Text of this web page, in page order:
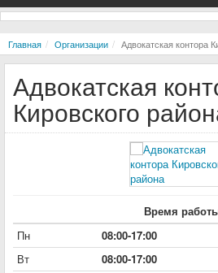
Главная Организации Адвокатская контора
Адвокатская
Кировского
Время
Пн
08:00-17:00
Вт
08:00-17:00